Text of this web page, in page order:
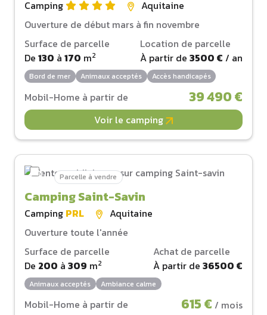
Camping
Aquitaine
Ouverture de début mars à fin novembre
Surface de parcelle
De 130 à 170 m2
Location de parcelle
À partir de 3500 € / an
Bord de mer Animaux acceptés Accès handicapés
Mobil-Home à partir de 39 490 €
Voir le camping
Parcelle à vendre
Camping Saint-Savin
Camping PRL
Aquitaine
Ouverture toute l'année
Surface de parcelle
De 200 à 309 m2
Achat de parcelle
À partir de 36500 €
Animaux acceptés Ambiance calme
Mobil-Home à partir de 615 € / mois